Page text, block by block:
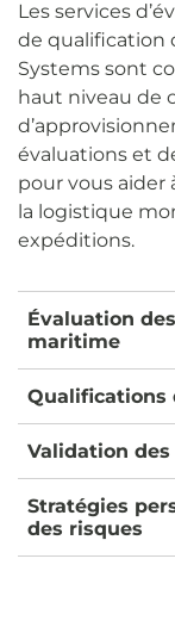
Les services
de qualification
Systems sont
haut niveau de
évaluations et
pour vous aider
la logistique
expéditions.
Évaluation
maritime
Qualifications
Validation
Stratégies
des risques